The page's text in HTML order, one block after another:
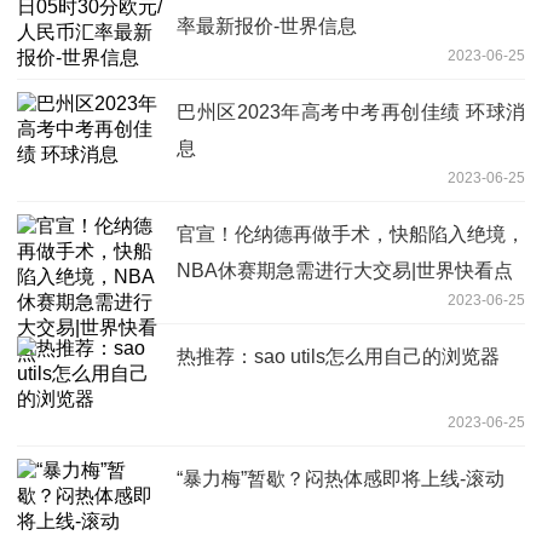
率最新报价-世界信息
2023-06-25
巴州区2023年高考中考再创佳绩 环球消
息
2023-06-25
官宣！伦纳德再做手术，快船陷入绝境，
NBA休赛期急需进行大交易|世界快看点
2023-06-25
热推荐：sao utils怎么用自己的浏览器
2023-06-25
“暴力梅”暂歇？闷热体感即将上线-滚动